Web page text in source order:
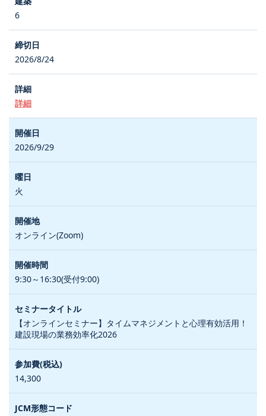
6
2026/8/24
詳細
2026/9/29
火
オンライン(Zoom)
9:30～16:30(受付9:00)
【オンラインセミナー】タイムマネジメントと心理有効活用！
建設現場の業務効率化2026
14,300